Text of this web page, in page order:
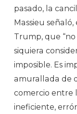
pasado, la
Massieu
Trump, que
siquiera
imposible. Es
amurallada de
comercio entre
ineficiente,